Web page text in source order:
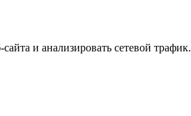
и анализировать сетевой трафик.